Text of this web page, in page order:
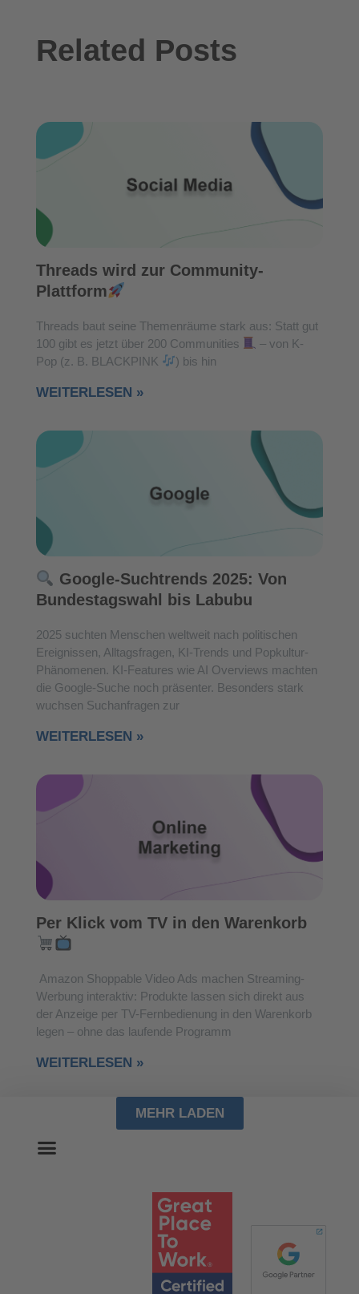
Related Posts
Threads wird zur Community-
Plattform
Threads baut seine Themenräume stark aus: Statt gut
100 gibt es jetzt über 200 Communities
– von K-
Pop (z. B. BLACKPINK
) bis hin
WEITERLESEN »
Google-Suchtrends 2025: Von
Bundestagswahl bis Labubu
2025 suchten Menschen weltweit nach politischen
Ereignissen, Alltagsfragen, KI-Trends und Popkultur-
Phänomenen. KI-Features wie AI Overviews machten
die Google-Suche noch präsenter. Besonders stark
wuchsen Suchanfragen zur
WEITERLESEN »
Per Klick vom TV in den Warenkorb
Amazon Shoppable Video Ads machen Streaming-
Werbung interaktiv: Produkte lassen sich direkt aus
der Anzeige per TV-Fernbedienung in den Warenkorb
legen – ohne das laufende Programm
WEITERLESEN »
MEHR LADEN